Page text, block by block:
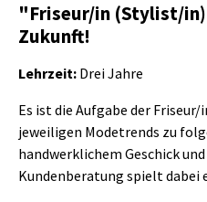
"Friseur/in (Stylist/
Zukunft!
Lehrzeit: Drei Jahre
Es ist die Aufgabe der
jeweiligen Modetrends zu
handwerklichem Geschick
Kundenberatung spielt dabei